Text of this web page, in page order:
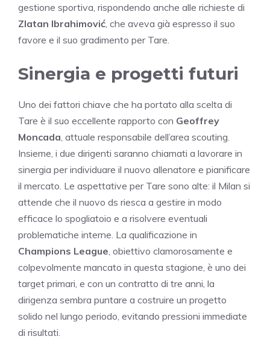
gestione sportiva, rispondendo anche alle richieste di
Zlatan Ibrahimović , che aveva già espresso il suo
favore e il suo gradimento per Tare.
Sinergia e progetti futuri
Uno dei fattori chiave che ha portato alla scelta di
Tare è il suo eccellente rapporto con Geoffrey
Moncada , attuale responsabile dell’area scouting.
Insieme, i due dirigenti saranno chiamati a lavorare in
sinergia per individuare il nuovo allenatore e pianificare
il mercato. Le aspettative per Tare sono alte: il Milan si
attende che il nuovo ds riesca a gestire in modo
efficace lo spogliatoio e a risolvere eventuali
problematiche interne. La qualificazione in
Champions League , obiettivo clamorosamente e
colpevolmente mancato in questa stagione, è uno dei
target primari, e con un contratto di tre anni, la
dirigenza sembra puntare a costruire un progetto
solido nel lungo periodo, evitando pressioni immediate
di risultati.